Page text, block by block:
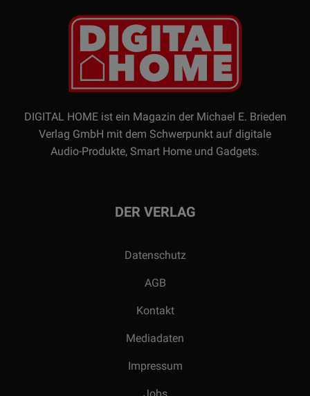
DIGITAL HOME ist ein Magazin der Michael E. Brieden
Verlag GmbH mit dem Schwerpunkt auf digitale
Audio-Produkte, Smart Home und Gadgets.
DER VERLAG
Datenschutz
AGB
Kontakt
Mediadaten
Impressum